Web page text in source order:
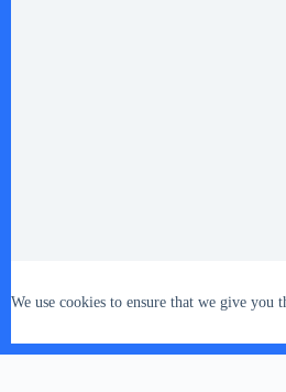
We use cookies to ensure that we give you